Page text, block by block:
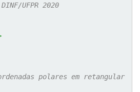
UFPR 2020
polares em retangular